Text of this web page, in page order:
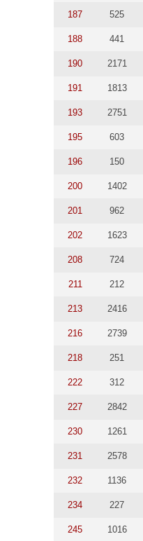
187 525
188 441
190 2171
191 1813
193 2751
195 603
196 150
200 1402
201 962
202 1623
208 724
211 212
213 2416
216 2739
218 251
222 312
227 2842
230 1261
231 2578
232 1136
234 227
245 1016